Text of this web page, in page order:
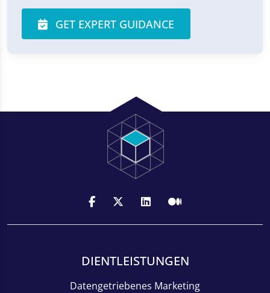
GET EXPERT GUIDANCE
DIENTLEISTUNGEN
Datengetriebenes Marketing